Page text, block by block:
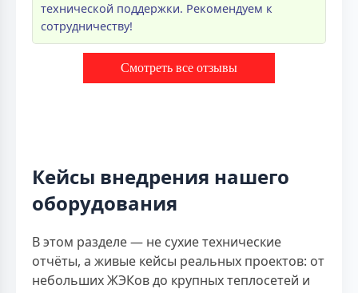
технической поддержки. Рекомендуем к
сотрудничеству!
Смотреть все отзывы
Кейсы внедрения нашего
оборудования
В этом разделе — не сухие технические
отчёты, а живые кейсы реальных проектов: от
небольших ЖЭКов до крупных теплосетей и